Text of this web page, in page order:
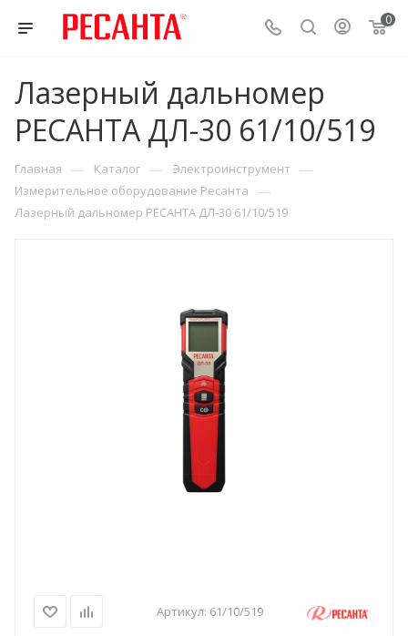
0
Лазерный дальномер
РЕСАНТА ДЛ-30 61/10/519
Главная — Каталог — Электроинструмент —
Измерительное оборудование Ресанта —
Лазерный дальномер РЕСАНТА ДЛ-30 61/10/519
Артикул: 61/10/519